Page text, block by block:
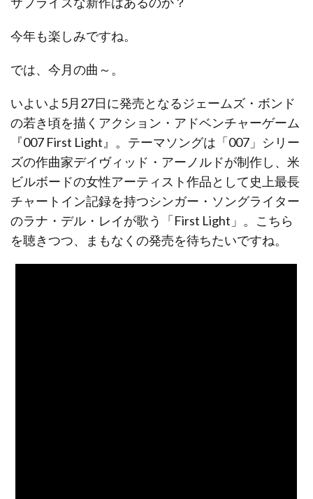
今年も楽しみですね。
では、今月の曲～。
いよいよ5月27日に発売となるジェームズ・ボンド
の若き頃を描くアクション・アドベンチャーゲーム
『007 First Light』。テーマソングは「007」シリー
ズの作曲家デイヴィッド・アーノルドが制作し、米
ビルボードの女性アーティスト作品として史上最長
チャートイン記録を持つシンガー・ソングライター
のラナ・デル・レイが歌う「First Light」。こちら
を聴きつつ、まもなくの発売を待ちたいですね。